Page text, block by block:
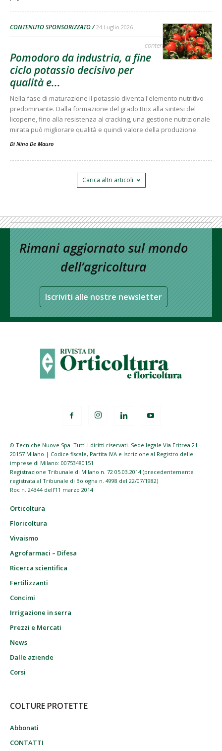
CONTENUTO SPONSORIZZATO 24 Luglio 2026
contenuto sponsorizzato
Pomodoro da industria, a fine
ciclo potassio decisivo per
qualità e...
Nella fase di maturazione il potassio diventa l'elemento nutritivo
predominante. Dalla formazione del grado Brix alla sintesi del
licopene, fino alla resistenza al cracking, una gestione nutrizionale
mirata può migliorare qualità e quindi valore della produzione
Di Nino De Mauro
Carica altri articoli
Rimani aggiornato sul mondo
dell’agricoltura
Iscriviti alle nostre newsletter
© Tecniche Nuove Spa. Tutti i diritti riservati. Sede legale Via Eritrea 21 -
20157 Milano | Codice fiscale, Partita IVA e Iscrizione al Registro delle
imprese di Milano: 00753480151
Registrazione Tribunale di Milano n. 72 05.03.2014 (precedentemente
registrata al Tribunale di Bologna n. 4998 del 22/07/1982)
Roc n. 24344 dell’11 marzo 2014
Orticoltura
Floricoltura
Vivaismo
Agrofarmaci – Difesa
Ricerca scientifica
Fertilizzanti
Concimi
Irrigazione in serra
Prezzi e Mercati
News
Dalle aziende
Corsi
COLTURE PROTETTE
Abbonati
CONTATTI